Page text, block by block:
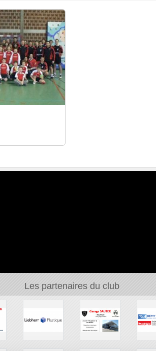
Les partenaires du club